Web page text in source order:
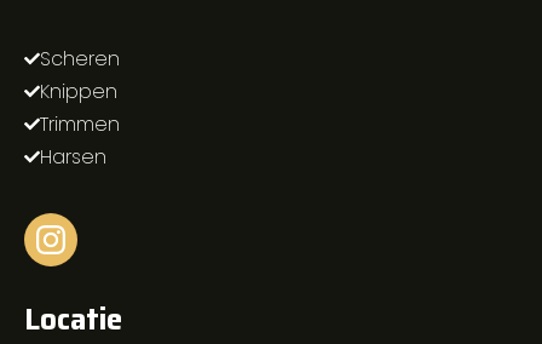
Scheren
Knippen
Trimmen
Harsen
Locatie